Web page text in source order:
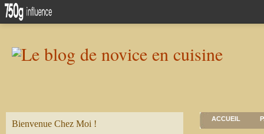
Bienvenue Chez Moi ! ACCUEIL